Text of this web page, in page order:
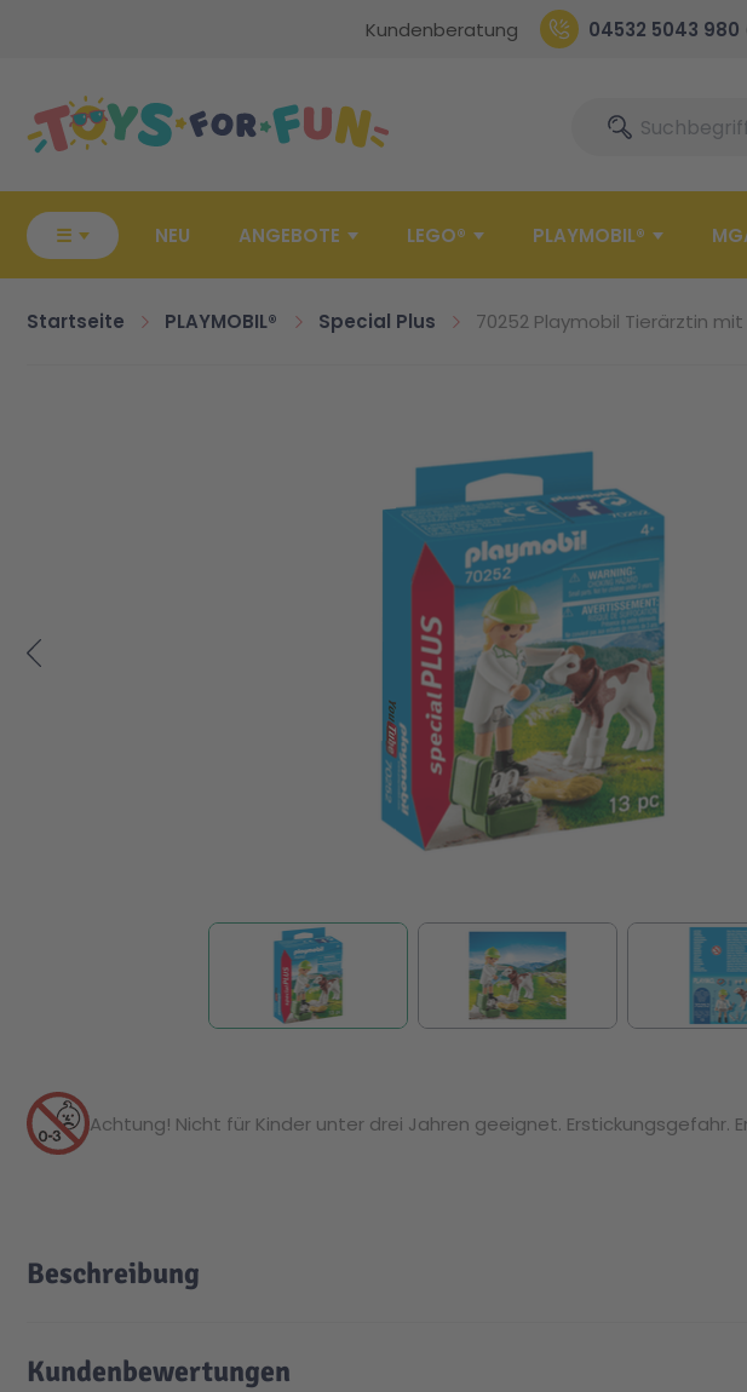
Kundenberatung 04532 5043 980
SucheSuche
☰ NEU ANGEBOTE LEGO® PLAYMOBIL®
Startseite PLAYMOBIL® Special Plus 70252 Playmobil Tierärztin
Achtung! Nicht für Kinder unter drei Jahren geeignet. Erstickungsgefahr.
Beschreibung
Kundenbewertungen